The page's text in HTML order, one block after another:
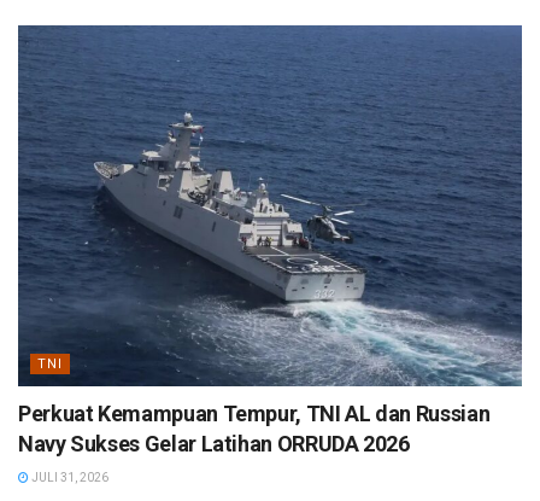
TNI
Perkuat Kemampuan Tempur, TNI AL dan Russian
Navy Sukses Gelar Latihan ORRUDA 2026
JULI 31, 2026